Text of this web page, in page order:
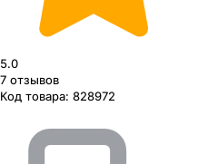
5.0
7 отзывов
Код товара: 828972